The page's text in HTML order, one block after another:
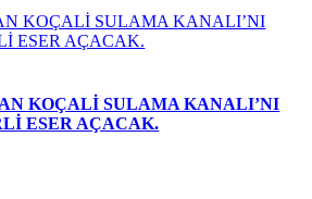
KOÇALİ SULAMA KANALI’NI
ESER AÇACAK.
KOÇALİ SULAMA KANALI’NI
ESER AÇACAK.